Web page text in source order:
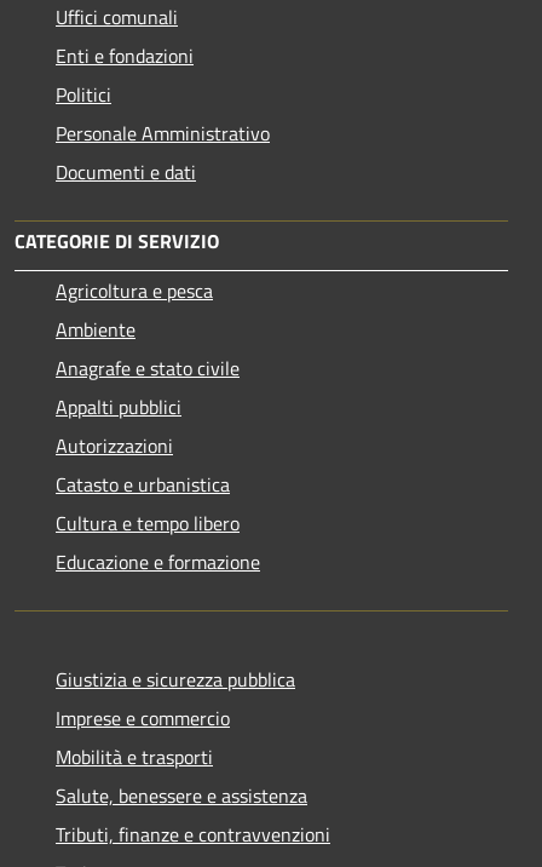
Uffici comunali
Enti e fondazioni
Politici
Personale Amministrativo
Documenti e dati
CATEGORIE DI SERVIZIO
Agricoltura e pesca
Ambiente
Anagrafe e stato civile
Appalti pubblici
Autorizzazioni
Catasto e urbanistica
Cultura e tempo libero
Educazione e formazione
Giustizia e sicurezza pubblica
Imprese e commercio
Mobilità e trasporti
Salute, benessere e assistenza
Tributi, finanze e contravvenzioni